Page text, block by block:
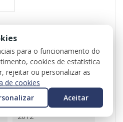
TOURAN (1T3)
2012
para o funcionamento do
cookies de estatística
rejeitar ou personalizar as
de cookies
Aceitar